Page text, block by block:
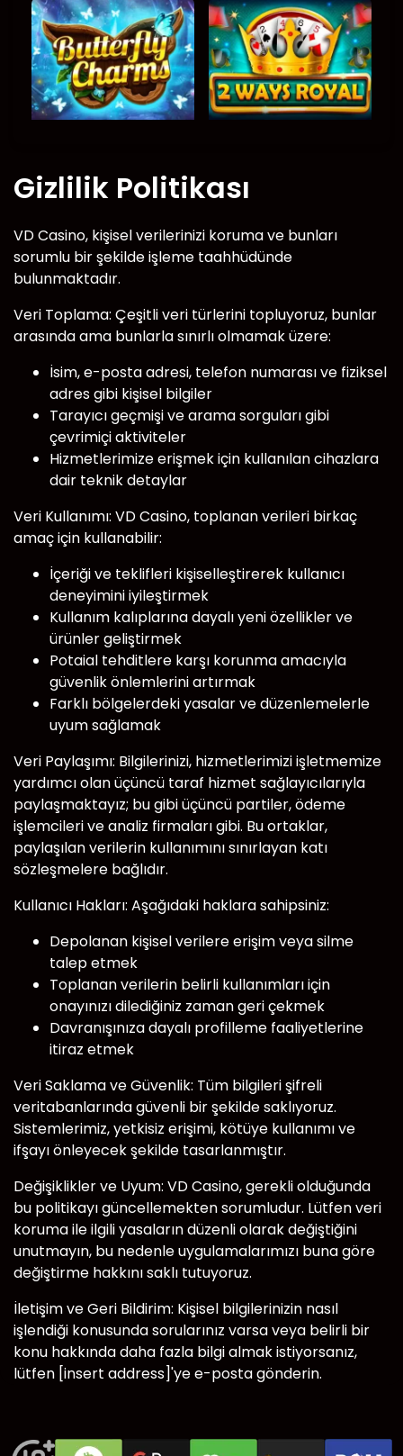
Gizlilik Politikası
VD Casino, kişisel verilerinizi koruma ve bunları
sorumlu bir şekilde işleme taahhüdünde
bulunmaktadır.
Veri Toplama: Çeşitli veri türlerini topluyoruz, bunlar
arasında ama bunlarla sınırlı olmamak üzere:
İsim, e-posta adresi, telefon numarası ve fiziksel
adres gibi kişisel bilgiler
Tarayıcı geçmişi ve arama sorguları gibi
çevrimiçi aktiviteler
Hizmetlerimize erişmek için kullanılan cihazlara
dair teknik detaylar
Veri Kullanımı: VD Casino, toplanan verileri birkaç
amaç için kullanabilir:
İçeriği ve teklifleri kişiselleştirerek kullanıcı
deneyimini iyileştirmek
Kullanım kalıplarına dayalı yeni özellikler ve
ürünler geliştirmek
Potaial tehditlere karşı korunma amacıyla
güvenlik önlemlerini artırmak
Farklı bölgelerdeki yasalar ve düzenlemelerle
uyum sağlamak
Veri Paylaşımı: Bilgilerinizi, hizmetlerimizi işletmemize
yardımcı olan üçüncü taraf hizmet sağlayıcılarıyla
paylaşmaktayız; bu gibi üçüncü partiler, ödeme
işlemcileri ve analiz firmaları gibi. Bu ortaklar,
paylaşılan verilerin kullanımını sınırlayan katı
sözleşmelere bağlıdır.
Kullanıcı Hakları: Aşağıdaki haklara sahipsiniz:
Depolanan kişisel verilere erişim veya silme
talep etmek
Toplanan verilerin belirli kullanımları için
onayınızı dilediğiniz zaman geri çekmek
Davranışınıza dayalı profilleme faaliyetlerine
itiraz etmek
Veri Saklama ve Güvenlik: Tüm bilgileri şifreli
veritabanlarında güvenli bir şekilde saklıyoruz.
Sistemlerimiz, yetkisiz erişimi, kötüye kullanımı ve
ifşayı önleyecek şekilde tasarlanmıştır.
Değişiklikler ve Uyum: VD Casino, gerekli olduğunda
bu politikayı güncellemekten sorumludur. Lütfen veri
koruma ile ilgili yasaların düzenli olarak değiştiğini
unutmayın, bu nedenle uygulamalarımızı buna göre
değiştirme hakkını saklı tutuyoruz.
İletişim ve Geri Bildirim: Kişisel bilgilerinizin nasıl
işlendiği konusunda sorularınız varsa veya belirli bir
konu hakkında daha fazla bilgi almak istiyorsanız,
lütfen [insert address]'ye e-posta gönderin.